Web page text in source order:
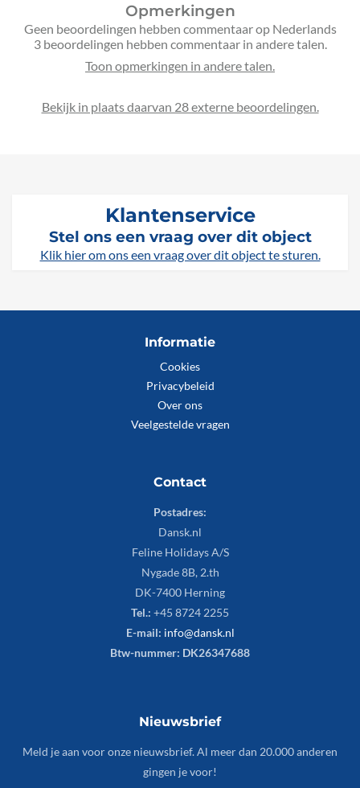
Opmerkingen
Geen beoordelingen hebben commentaar op Nederlands
3 beoordelingen hebben commentaar in andere talen.
Bekijk in plaats daarvan 28 externe beoordelingen.
Klantenservice
Stel ons een vraag over dit object
Klik hier om ons een vraag over dit object te sturen.
Informatie
Cookies
Privacybeleid
Over ons
Veelgestelde vragen
Contact
Postadres:
Dansk.nl
Feline Holidays A/S
Nygade 8B, 2.th
DK-7400 Herning
Tel.: +45 8724 2255
E-mail: info@dansk.nl
Btw-nummer: DK26347688
Nieuwsbrief
Meld je aan voor onze nieuwsbrief. Al meer dan 20.000 anderen
gingen je voor!